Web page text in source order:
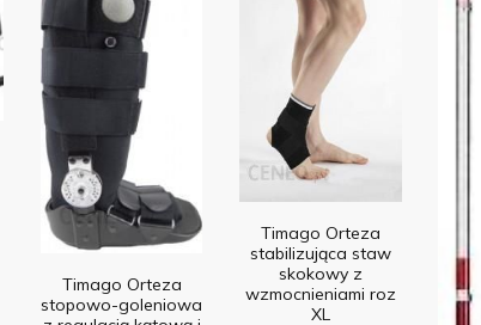
Timago Orteza
stopowo-goleniowa
Timago Orteza
stabilizująca staw
skokowy z
wzmocnieniami roz
XL